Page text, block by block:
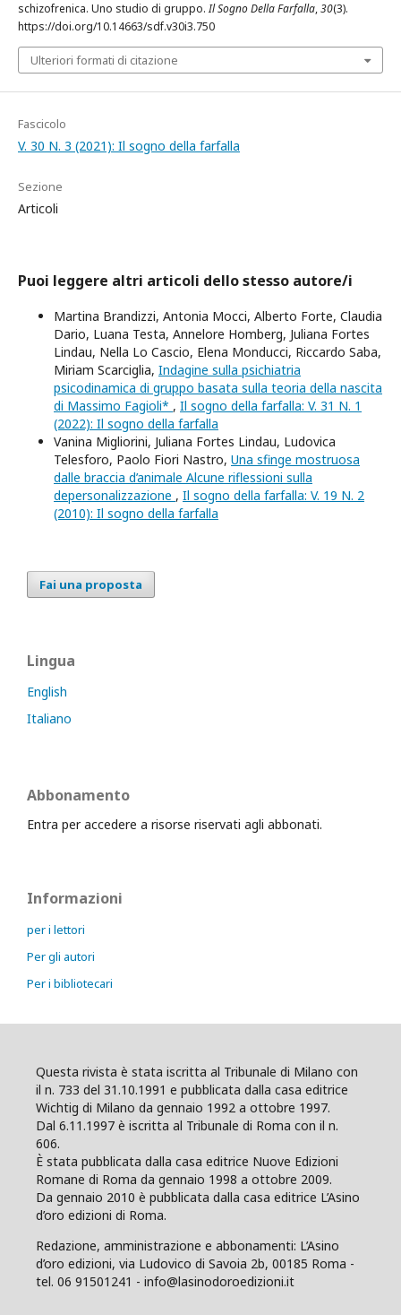
schizofrenica. Uno studio di gruppo.Il Sogno Della Farfalla,30(3).
https://doi.org/10.14663/sdf.v30i3.750
Ulteriori formati di citazione
Fascicolo
V. 30 N. 3 (2021): Il sogno della farfalla
Sezione
Articoli
Puoi leggere altri articoli dello stesso autore/i
Martina Brandizzi, Antonia Mocci, Alberto Forte, Claudia
Dario, Luana Testa, Annelore Homberg, Juliana Fortes
Lindau, Nella Lo Cascio, Elena Monducci, Riccardo Saba,
Miriam Scarciglia, Indagine sulla psichiatria
psicodinamica di gruppo basata sulla teoria della nascita
di Massimo Fagioli* , Il sogno della farfalla: V. 31 N. 1
(2022): Il sogno della farfalla
Vanina Migliorini, Juliana Fortes Lindau, Ludovica
Telesforo, Paolo Fiori Nastro, Una sfinge mostruosa
dalle braccia d’animale Alcune riflessioni sulla
depersonalizzazione , Il sogno della farfalla: V. 19 N. 2
(2010): Il sogno della farfalla
Fai una proposta
Lingua
English
Italiano
Abbonamento
Entra per accedere a risorse riservati agli abbonati.
Informazioni
per i lettori
Per gli autori
Per i bibliotecari
Questa rivista è stata iscritta al Tribunale di Milano con
il n. 733 del 31.10.1991 e pubblicata dalla casa editrice
Wichtig di Milano da gennaio 1992 a ottobre 1997.
Dal 6.11.1997 è iscritta al Tribunale di Roma con il n.
606.
È stata pubblicata dalla casa editrice Nuove Edizioni
Romane di Roma da gennaio 1998 a ottobre 2009.
Da gennaio 2010 è pubblicata dalla casa editrice L’Asino
d’oro edizioni di Roma.
Redazione, amministrazione e abbonamenti: L’Asino
d’oro edizioni, via Ludovico di Savoia 2b, 00185 Roma -
tel. 06 91501241 - info@lasinodoroedizioni.it